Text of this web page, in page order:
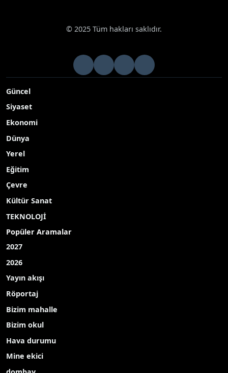
© 2025 Tüm hakları saklıdır.
Güncel
Siyaset
Ekonomi
Dünya
Yerel
Eğitim
Çevre
Kültür Sanat
TEKNOLOJİ
Popüler Aramalar
2027
2026
Yayın akışı
Röportaj
Bizim mahalle
Bizim okul
Hava durumu
Mine ekici